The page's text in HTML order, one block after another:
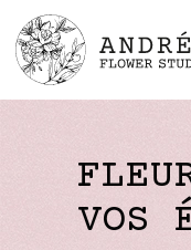
VOS